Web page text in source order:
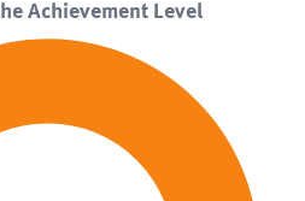
Achievement Level